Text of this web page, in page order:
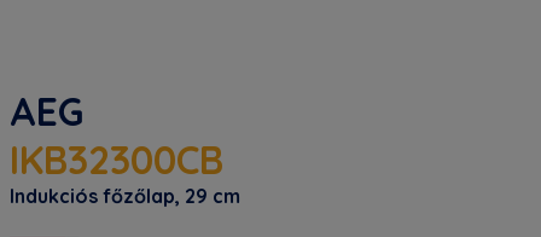
AEG
IKB32300CB
Indukciós főzőlap, 29 cm